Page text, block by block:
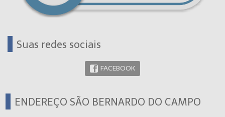
Suas redes sociais
FACEBOOK
ENDEREÇO SÃO BERNARDO DO CAMPO